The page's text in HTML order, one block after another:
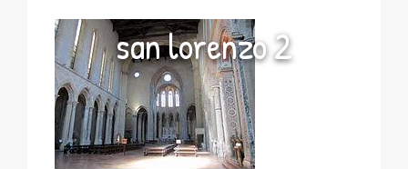
san lorenzo 2